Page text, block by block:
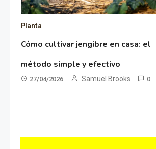
Planta
Cómo cultivar jengibre en casa: el
método simple y efectivo
27/04/2026 Samuel Brooks 0